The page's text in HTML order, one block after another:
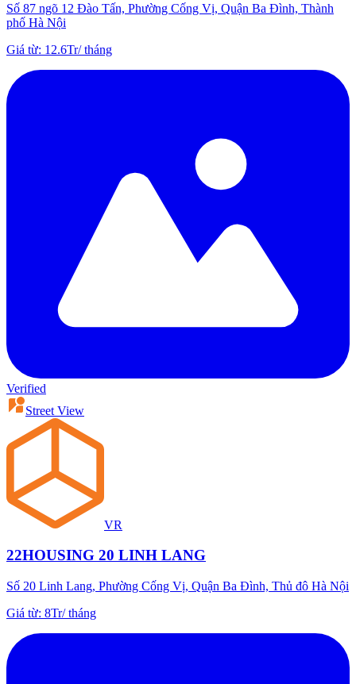
Số 87 ngõ 12 Đào Tấn, Phường Cống Vị, Quận Ba Đình, Thành
phố Hà Nội
Giá từ: 12.6Tr/tháng
Verified
Street View
VR
22HOUSING 20 LINH LANG
Số 20 Linh Lang, Phường Cống Vị, Quận Ba Đình, Thủ đô Hà Nội
Giá từ: 8Tr/tháng